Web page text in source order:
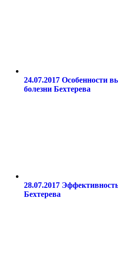
24.07.2017 Особенности
болезни Бехтерева
28.07.2017
Бехтерева